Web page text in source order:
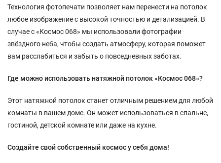
Технология фотопечати позволяет нам перенести на потолок
любое изображение с высокой точностью и детализацией. В
случае с «Космос 068» мы использовали фотографии
звёздного неба, чтобы создать атмосферу, которая поможет
вам расслабиться и забыть о повседневных заботах.
Где можно использовать натяжной потолок «Космос 068»?
Этот натяжной потолок станет отличным решением для любой
комнаты в вашем доме. Он может использоваться в спальне,
гостиной, детской комнате или даже на кухне.
Создайте свой собственный космос у себя дома!